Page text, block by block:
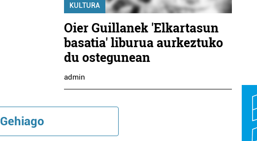
KULTURA
Oier Guillanek 'Elkartasun
basatia' liburua aurkeztuko
du ostegunean
admin
Gehiago